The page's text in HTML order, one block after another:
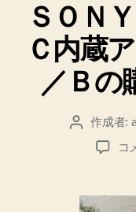
ＳＯＮ
Ｃ内蔵
／Ｂの
投 作成者:
Ｓ
Ｙ
コ